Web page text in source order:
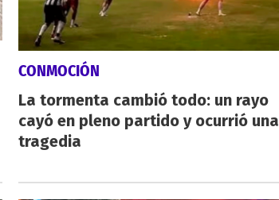
CONMOCIÓN
La tormenta cambió todo: un rayo
cayó en pleno partido y ocurrió una
tragedia